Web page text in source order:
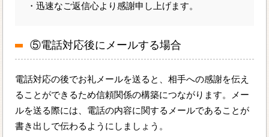
・迅速なご返信心より感謝申し上げます。
⑤電話対応後にメールする場合
電話対応の後でお礼メールを送ると、相手への感謝を伝え
ることができるため信頼関係の構築につながります。メー
ルを送る際には、電話の内容に関するメールであることが
書き出しで伝わるようにしましょう。